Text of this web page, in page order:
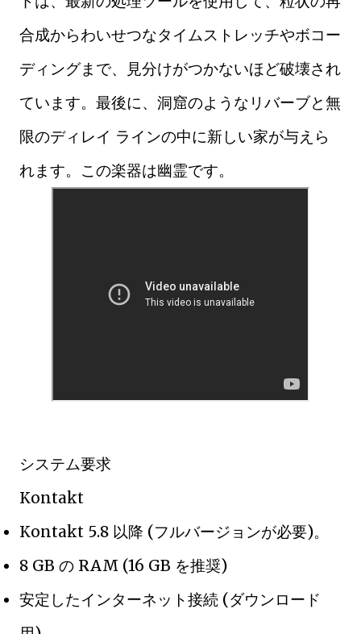
合成からわいせつなタイムストレッチやボコー
ディングまで、見分けがつかないほど破壊され
ています。最後に、洞窟のようなリバーブと無
限のディレイ ラインの中に新しい家が与えら
れます。この楽器は幽霊です。
システム要求
Kontakt
Kontakt 5.8 以降 (フルバージョンが必要)。
8 GB の RAM (16 GB を推奨)
安定したインターネット接続 (ダウンロード